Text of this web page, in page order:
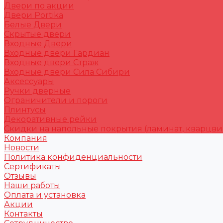
Двери по акции
Двери Portika
Белые Двери
Скрытые двери
Входные Двери
Входные двери Гардиан
Входные двери Страж
Входные двери Сила Сибири
Аксессуары
Ручки дверные
Ограничители и пороги
Плинтусы
Декоративные рейки
Скидки на напольные покрытия (ламинат,
Компания
Новости
Политика конфиденциальности
Сертификаты
Отзывы
Наши работы
Оплата и установка
Акции
Контакты